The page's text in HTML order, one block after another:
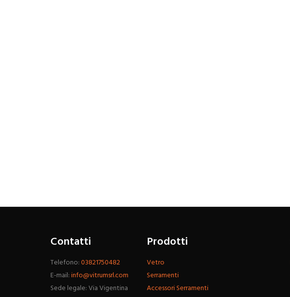
Contatti
Telefono:03821750482
E-mail:info@vitrumsrl.com
Sede legale: Via Vigentina
Prodotti
Vetro
Serramenti
Accessori Serramenti